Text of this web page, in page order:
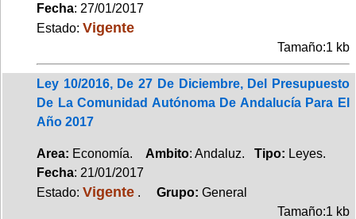
Fecha: 27/01/2017
Estado: Vigente
Tamaño:1 kb
Ley 10/2016, De 27 De Diciembre, Del Presupuesto
De La Comunidad Autónoma De Andalucía Para El
Año 2017
Area: Economía. Ambito: Andaluz. Tipo: Leyes.
Fecha: 21/01/2017
Estado: Vigente . Grupo: General
Tamaño:1 kb